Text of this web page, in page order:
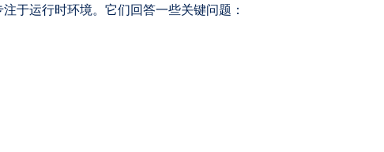
于运行时环境。它们回答一些关键问题：